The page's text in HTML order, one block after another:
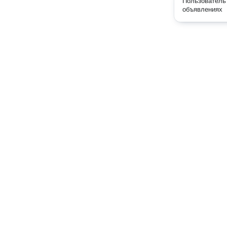
объявлениях